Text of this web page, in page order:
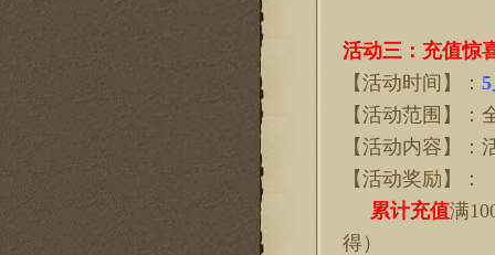
活动三：充值惊
【活动时间】：
【活动范围】：
【活动内容】：
【活动奖励】：
累计充值满
得）